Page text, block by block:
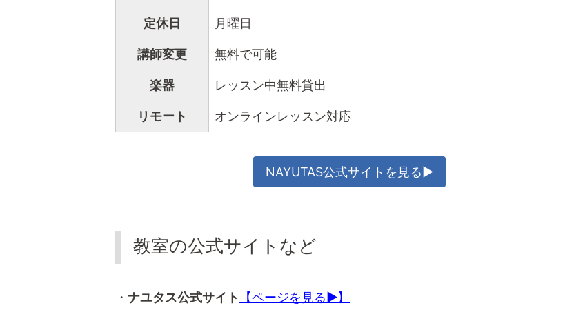
定休日 月曜日
講師変更 無料で可能
楽器 レッスン中無料貸出
リモート オンラインレッスン対応
NAYUTAS公式サイトを見る▶
教室の公式サイトなど
・ ナユタス公式サイト 【ページを見る▶】